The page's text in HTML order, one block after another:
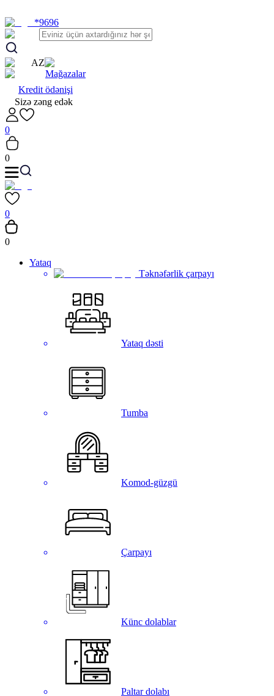
*9696
AZ
Mağazalar
Kredit ödənişi
Sizə zəng edək
0
0
0
0
Yataq
Təknəfərlik çarpayı
Yataq dəsti
Tumba
Komod-güzgü
Çarpayı
Künc dolablar
Paltar dolabı